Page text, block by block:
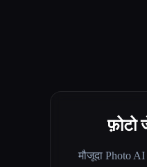
फ़ोटो
मौजूदा Photo